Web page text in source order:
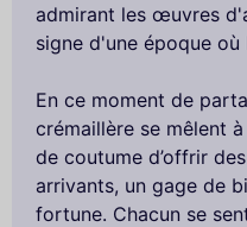
admirant les œuvres
signe d'une époque
En ce moment de
crémaillère se mêlent
de coutume d’offrir
arrivants, un gage de
fortune. Chacun se